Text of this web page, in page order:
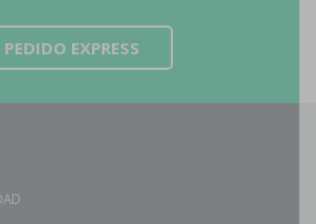
PEDIDO EXPRESS